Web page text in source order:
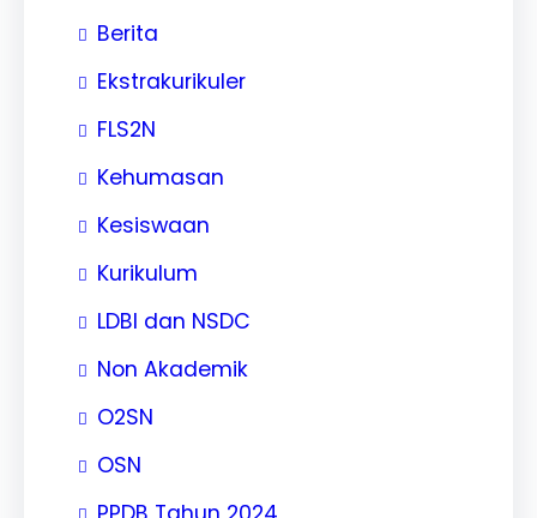
Berita
Ekstrakurikuler
FLS2N
Kehumasan
Kesiswaan
Kurikulum
LDBI dan NSDC
Non Akademik
O2SN
OSN